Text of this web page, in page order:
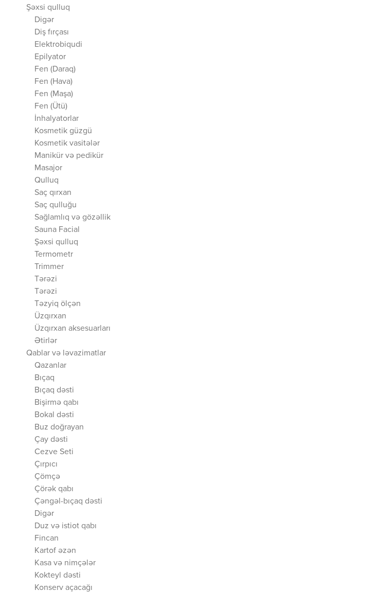
Şəxsi qulluq
Digər
Diş fırçası
Elektrobiqudi
Epilyator
Fen (Daraq)
Fen (Hava)
Fen (Maşa)
Fen (Ütü)
İnhalyatorlar
Kosmetik güzgü
Kosmetik vasitələr
Manikür və pedikür
Masajor
Qulluq
Saç qırxan
Saç qulluğu
Sağlamlıq və gözəllik
Sauna Facial
Şəxsi qulluq
Termometr
Trimmer
Tərəzi
Tərəzi
Təzyiq ölçən
Üzqırxan
Üzqırxan aksesuarları
Ətirlər
Qablar və ləvazimatlar
Qazanlar
Bıçaq
Bıçaq dəsti
Bişirmə qabı
Bokal dəsti
Buz doğrayan
Çay dəsti
Cezve Seti
Çırpıcı
Çömçə
Çörək qabı
Çəngəl-bıçaq dəsti
Digər
Duz və istiot qabı
Fincan
Kartof əzən
Kasa və nimçələr
Kokteyl dəsti
Konserv açacağı